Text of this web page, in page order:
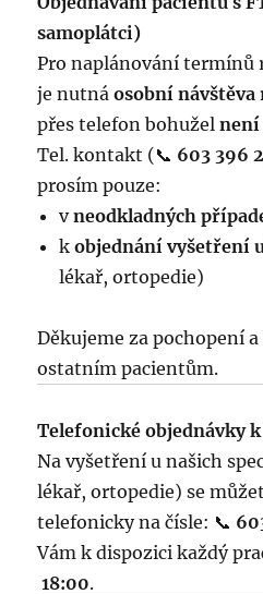
samoplátci)
Pro naplánování termínů
je nutnáosobní návštěva
přes telefon bohuželnení
Tel. kontakt (📞 603 396
prosím pouze:
vneodkladných
kobjednání vyšetření
lékař, ortopedie)
Děkujeme za pochopení
ostatním pacientům.
Telefonické objednávky
Na vyšetření u našich
lékař, ortopedie) se
telefonicky na čísle: 📞
Vám k dispozici každý
18:00.